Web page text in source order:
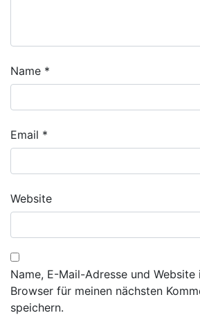
Name *
Email *
Website
Name, E-Mail-Adresse und Website
Browser für meinen nächsten
speichern.